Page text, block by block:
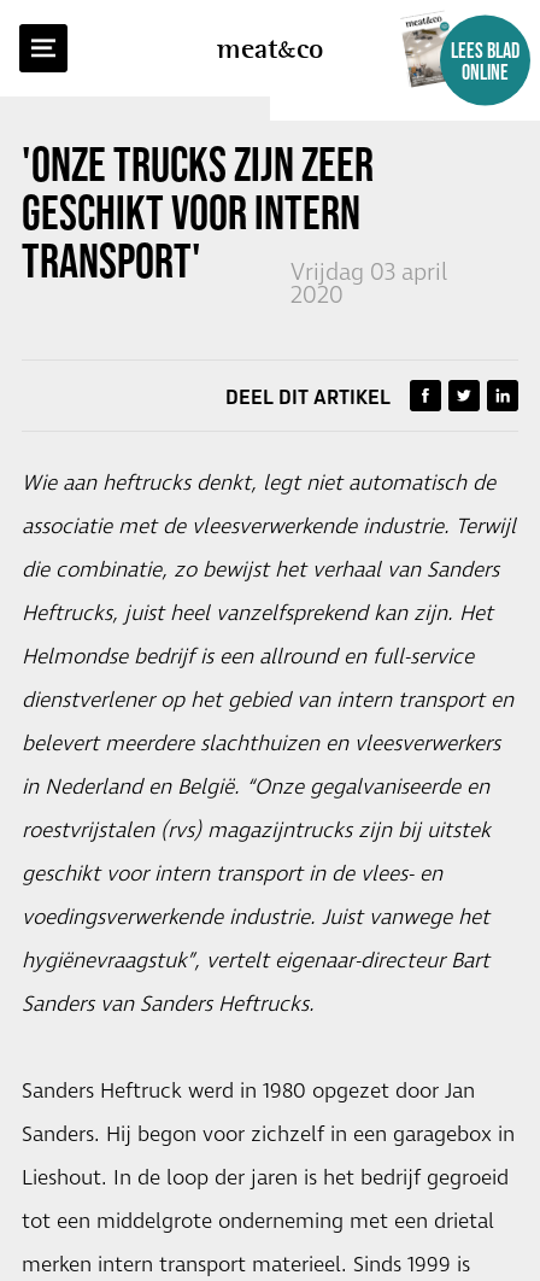
meatco
LEES BLAD
ONLINE
'ONZE TRUCKS ZIJN ZEER
GESCHIKT VOOR INTERN
TRANSPORT'
Vrijdag 03 april
2020
TERUG NAAR OVERZICHT
DEEL DIT ARTIKEL
Wie aan heftrucks denkt, legt niet automatisch de
associatie met de vleesverwerkende industrie. Terwijl
die combinatie, zo bewijst het verhaal van Sanders
Heftrucks, juist heel vanzelfsprekend kan zijn. Het
Helmondse bedrijf is een allround en full-service
dienstverlener op het gebied van intern transport en
belevert meerdere slachthuizen en vleesverwerkers
in Nederland en België. “Onze gegalvaniseerde en
roestvrijstalen (rvs) magazijntrucks zijn bij uitstek
geschikt voor intern transport in de vlees- en
voedingsverwerkende industrie. Juist vanwege het
hygiënevraagstuk”, vertelt eigenaar-directeur Bart
Sanders van Sanders Heftrucks.
Sanders Heftruck werd in 1980 opgezet door Jan
Sanders. Hij begon voor zichzelf in een garagebox in
Lieshout. In de loop der jaren is het bedrijf gegroeid
tot een middelgrote onderneming met een drietal
merken intern transport materieel. Sinds 1999 is